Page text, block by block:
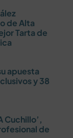
de Alta
Tarta de
apuesta
y 38
Cuchillo’,
de